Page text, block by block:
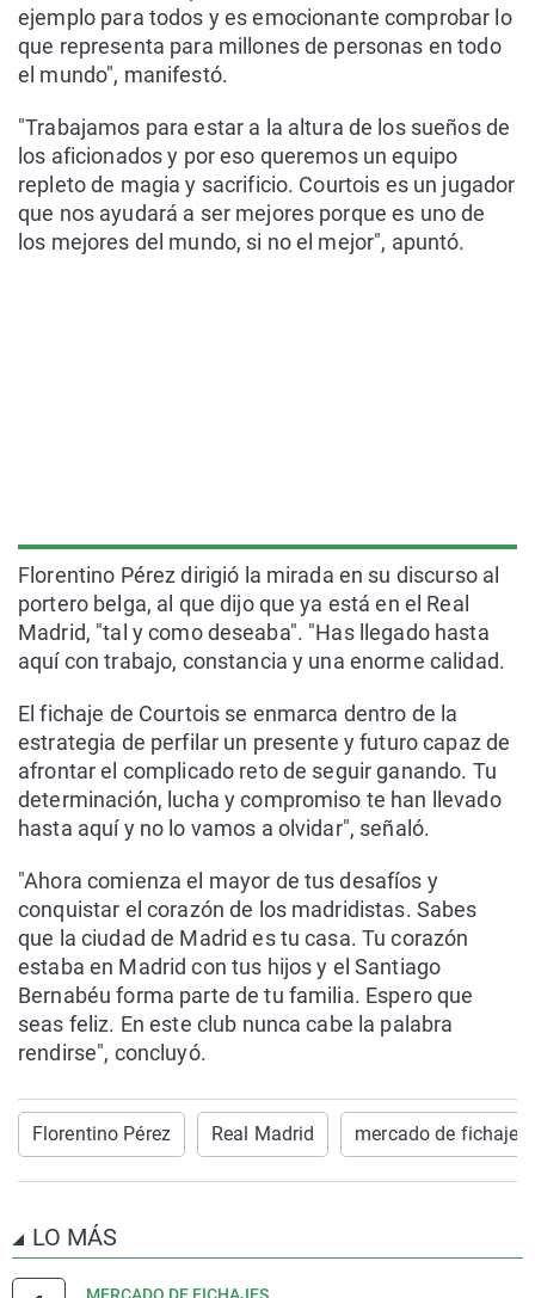
ejemplo para todos y es emocionante comprobar lo
que representa para millones de personas en todo
el mundo", manifestó.
"Trabajamos para estar a la altura de los sueños de
los aficionados y por eso queremos un equipo
repleto de magia y sacrificio. Courtois es un jugador
que nos ayudará a ser mejores porque es uno de
los mejores del mundo, si no el mejor", apuntó.
Florentino Pérez dirigió la mirada en su discurso al
portero belga, al que dijo que ya está en el Real
Madrid, "tal y como deseaba". "Has llegado hasta
aquí con trabajo, constancia y una enorme calidad.
El fichaje de Courtois se enmarca dentro de la
estrategia de perfilar un presente y futuro capaz de
afrontar el complicado reto de seguir ganando. Tu
determinación, lucha y compromiso te han llevado
hasta aquí y no lo vamos a olvidar", señaló.
"Ahora comienza el mayor de tus desafíos y
conquistar el corazón de los madridistas. Sabes
que la ciudad de Madrid es tu casa. Tu corazón
estaba en Madrid con tus hijos y el Santiago
Bernabéu forma parte de tu familia. Espero que
seas feliz. En este club nunca cabe la palabra
rendirse", concluyó.
Florentino Pérez Real Madrid mercado de fichajes
LO MÁS